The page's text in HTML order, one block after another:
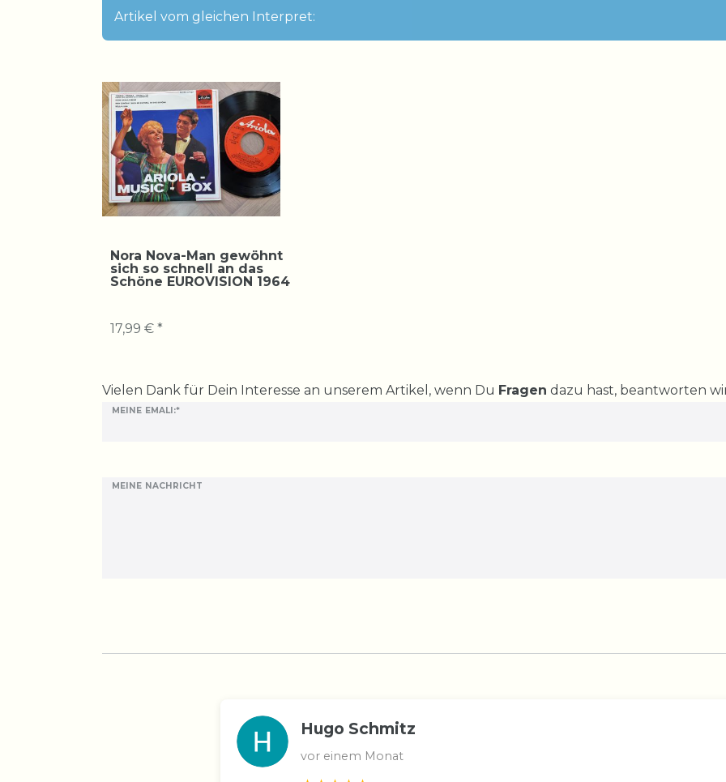
Artikel vom gleichen Interpret:
Nora Nova-Man gewöhnt
sich so schnell an das
Schöne EUROVISION 1964
17,99 € *
Vielen Dank für Dein Interesse an unserem Artikel, wenn Du Fragen dazu hast, beantworten
MEINE EMALI:*
MEINE NACHRICHT
Ceres::Template.mailFormHoneypotLabel
Hugo Schmitz
vor einem Monat